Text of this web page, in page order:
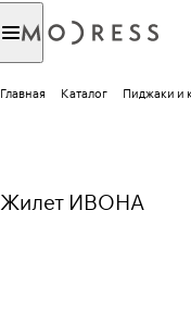
Главная Каталог Пиджаки и
Жилет ИВОНА